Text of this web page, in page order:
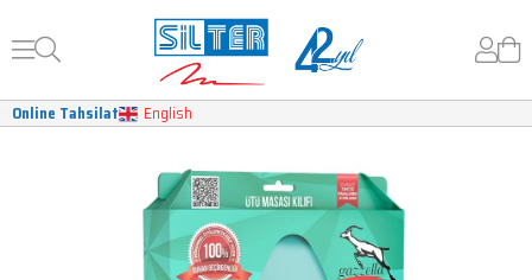
Online Tahsilat English